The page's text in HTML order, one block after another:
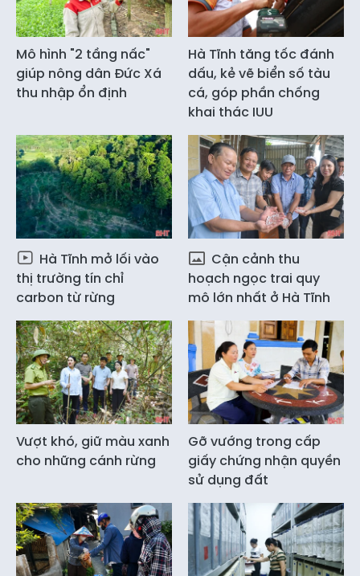
Mô hình "2 tầng nấc"
giúp nông dân Đức Xá
thu nhập ổn định
Hà Tĩnh tăng tốc đánh
dấu, kẻ vẽ biển số tàu
cá, góp phần chống
khai thác IUU
Hà Tĩnh mở lối vào
thị trường tín chỉ
carbon từ rừng
Cận cảnh thu
hoạch ngọc trai quy
mô lớn nhất ở Hà Tĩnh
Vượt khó, giữ màu xanh
cho những cánh rừng
Gỡ vướng trong cấp
giấy chứng nhận quyền
sử dụng đất